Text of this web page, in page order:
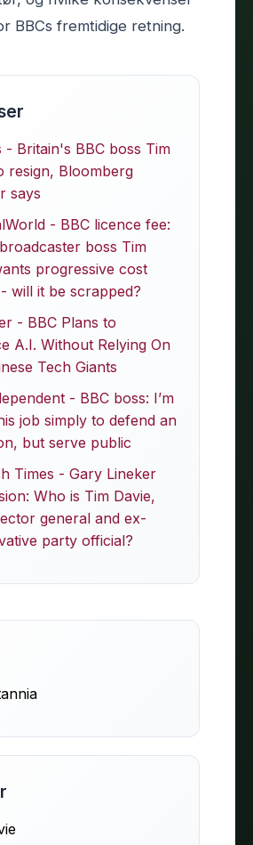
BBCs fremtidige retning.
- Britain's BBC boss Tim
resign, Bloomberg
says
- BBC licence fee:
boss Tim
progressive cost
will it be scrapped?
- BBC Plans to
A.I. Without Relying On
Tech Giants
- BBC boss: I’m
job simply to defend an
but serve public
Times - Gary Lineker
Who is Tim Davie,
general and ex-
party official?